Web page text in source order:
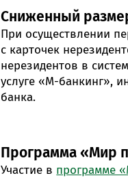
Сниженный
При осуществлении
с карточек
нерезидентов в
услуге «М-банкинг»,
банка.
Программа «Мир
Участие в программе